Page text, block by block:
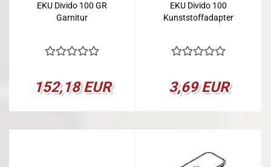
EKU Divido 100 GR
Garnitur
152,18 EUR
EKU Divido 100
Kunststoffadapter
3,69 EUR